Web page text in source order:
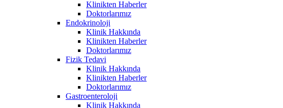
Klinikten Haberler
Doktorlarımız
Endokrinoloji
Klinik Hakkında
Klinikten Haberler
Doktorlarımız
Fizik Tedavi
Klinik Hakkında
Klinikten Haberler
Doktorlarımız
Gastroenteroloji
Klinik Hakkında